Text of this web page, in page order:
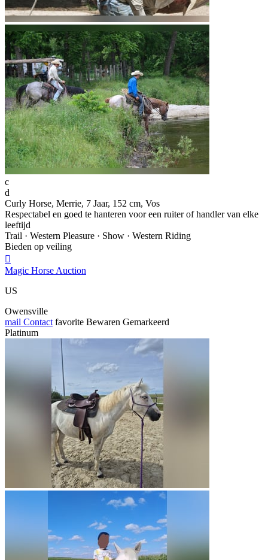
c
d
Curly Horse, Merrie, 7 Jaar, 152 cm, Vos
Respectabel en goed te hanteren voor een ruiter of handler van elke
leeftijd
Trail · Western Pleasure · Show · Western Riding
Bieden op veiling

Magic Horse Auction
US
Owensville
mail Contact favorite Bewaren Gemarkeerd
Platinum